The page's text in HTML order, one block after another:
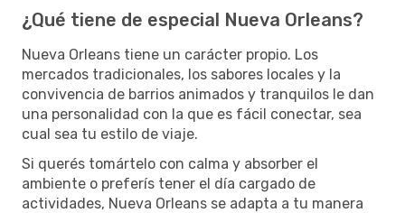
¿Qué tiene de especial Nueva Orleans?
Nueva Orleans tiene un carácter propio. Los
mercados tradicionales, los sabores locales y la
convivencia de barrios animados y tranquilos le dan
una personalidad con la que es fácil conectar, sea
cual sea tu estilo de viaje.
Si querés tomártelo con calma y absorber el
ambiente o preferís tener el día cargado de
actividades, Nueva Orleans se adapta a tu manera